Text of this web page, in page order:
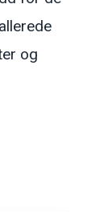
og